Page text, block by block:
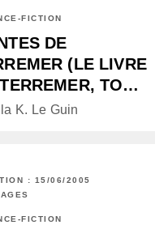
FICTION
DE
(LE LIVRE
TO…
K. Le Guin
: 15/06/2005
FICTION